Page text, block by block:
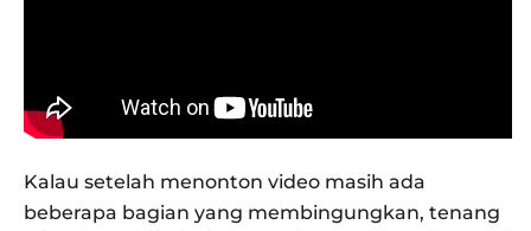
Kalau setelah menonton video masih ada
beberapa bagian yang membingungkan, tenang